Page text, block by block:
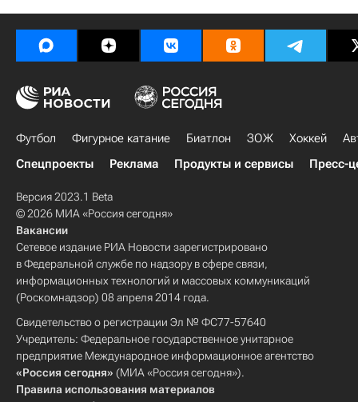
Футбол Фигурное катание Биатлон ЗОЖ Хоккей
Спецпроекты
Реклама Продукты и сервисы Пресс-
Версия 2023.1 Beta
© 2026 МИА «Россия сегодня»
Вакансии
Сетевое издание РИА Новости зарегистрировано
в Федеральной службе по надзору в сфере связи,
информационных технологий и массовых коммуникаций
(Роскомнадзор) 08 апреля 2014 года.
Свидетельство о регистрации Эл № ФС77-57640
Учредитель: Федеральное государственное унитарное
предприятие Международное информационное агентство
«Россия сегодня» (МИА «Россия сегодня»).
Правила использования материалов